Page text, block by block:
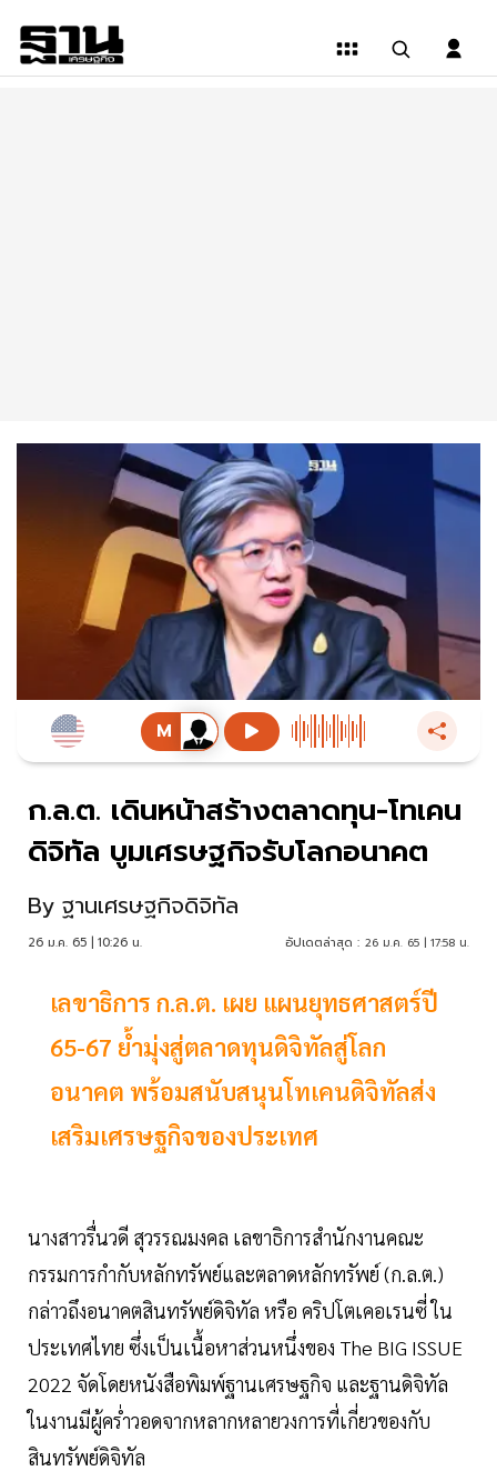
ก.ล.ต. เดินหน้าสร้างตลาดทุน-โทเคน
ดิจิทัล บูมเศรษฐกิจรับโลกอนาคต
By ฐานเศรษฐกิจดิจิทัล
26 ม.ค. 65 | 10:26 น. อัปเดตล่าสุด : 26 ม.ค. 65 | 17:58 น.
เลขาธิการ ก.ล.ต. เผย แผนยุทธศาสตร์ปี
65-67 ย้ำมุ่งสู่ตลาดทุนดิจิทัลสู่โลก
อนาคต พร้อมสนับสนุนโทเคนดิจิทัลส่ง
เสริมเศรษฐกิจของประเทศ
นางสาวรื่นวดี สุวรรณมงคล เลขาธิการสำนักงานคณะ
กรรมการกำกับหลักทรัพย์และตลาดหลักทรัพย์ (ก.ล.ต.)
กล่าวถึงอนาคตสินทรัพย์ดิจิทัล หรือ คริปโตเคอเรนซี่ ใน
ประเทศไทย ซึ่งเป็นเนื้อหาส่วนหนึ่งของ The BIG ISSUE
2022 จัดโดยหนังสือพิมพ์ฐานเศรษฐกิจ และฐานดิจิทัล
ในงานมีผู้คร่ำวอดจากหลากหลายวงการที่เกี่ยวของกับ
สินทรัพย์ดิจิทัล